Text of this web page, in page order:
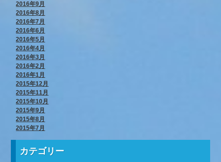
2016年9月
2016年8月
2016年7月
2016年6月
2016年5月
2016年4月
2016年3月
2016年2月
2016年1月
2015年12月
2015年11月
2015年10月
2015年9月
2015年8月
2015年7月
カテゴリー